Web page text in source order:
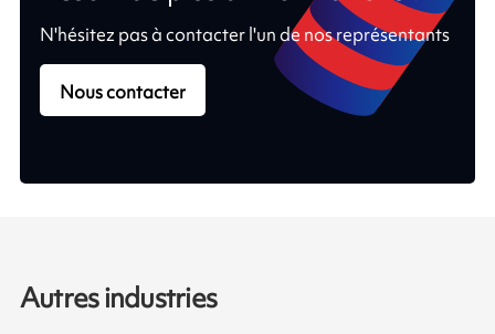
N'hésitez pas à contacter l'un de nos représentants
Nous contacter
Autres industries